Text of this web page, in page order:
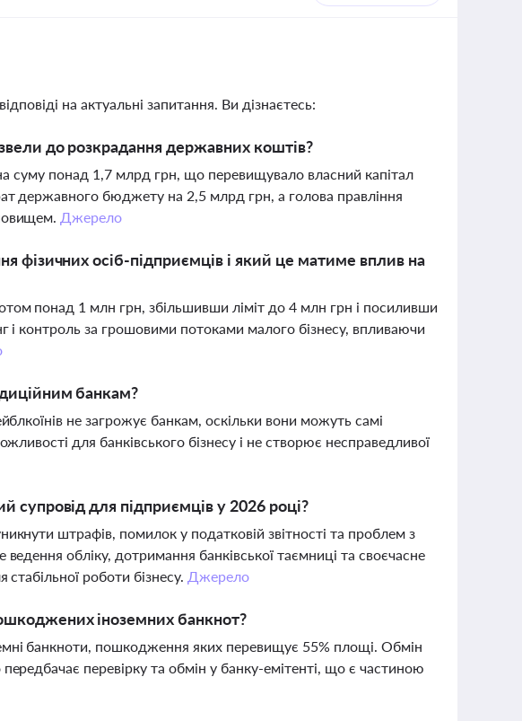
на актуальні запитання. Ви дізнаєтесь:
до розкрадання державних коштів?
на суму понад 1,7 млрд грн, що перевищувало власний капітал
державного бюджету на 2,5 млрд грн, а голова правління
Джерело
фізичних осіб-підприємців і який це матиме вплив на
понад 1 млн грн, збільшивши ліміт до 4 млн грн і посиливши
і контроль за грошовими потоками малого бізнесу, впливаючи
банкам?
не загрожує банкам, оскільки вони можуть самі
для банківського бізнесу і не створює несправедливої
супровід для підприємців у 2026 році?
штрафів, помилок у податковій звітності та проблем з
обліку, дотримання банківської таємниці та своєчасне
роботи бізнесу. Джерело
іноземних банкнот?
банкноти, пошкодження яких перевищує 55% площі. Обмін
перевірку та обмін у банку-емітенті, що є частиною